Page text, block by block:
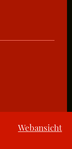
Webansicht